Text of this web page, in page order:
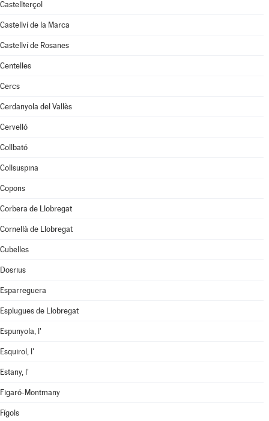
Castellterçol
Castellví de la Marca
Castellví de Rosanes
Centelles
Cercs
Cerdanyola del Vallès
Cervelló
Collbató
Collsuspina
Copons
Corbera de Llobregat
Cornellà de Llobregat
Cubelles
Dosrius
Esparreguera
Esplugues de Llobregat
Espunyola, l'
Esquirol, l'
Estany, l'
Figaró-Montmany
Fígols